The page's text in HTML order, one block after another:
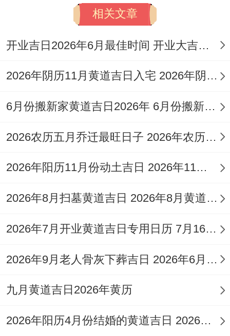
9. 2026年12月24日·农历冬月十六·己巳·煞
南：宜嫁娶、祭祀、祈福、求嗣、开光、出
行;玉堂吉日,大吉大利.
10.2026年12月27日·农历冬月十九·壬申·煞
动土，虽有冲煞，但日禄吉时可用。
11.2026年12月29日·农历冬月廿一·甲戌·煞
香、修造、入宅，吉星汇聚，百无禁忌。
12.2026年12月31日·农历冬月廿三·丙子·煞
百日宴得风水布局同方位讲究
举办百日宴时场地得布置与方位选择也蕴含
相关文章
开业吉日2026年6月最佳时间 开业大吉日子查询2026年6月
2026年阴历11月黄道吉日入宅 2026年阴历11月26适合搬家吗
6月份搬新家黄道吉日2026年 6月份搬新家的黄道吉日
2026农历五月乔迁最旺日子 2026年农历5月乔迁之喜黄道吉日
2026年阳历11月份动土吉日 2026年11月哪天动土吉利
2026年8月扫墓黄道吉日 2026年8月黄道吉日祭祀
2026年7月开业黄道吉日专用日历 7月16日开业黄道吉日查询
2026年9月老人骨灰下葬吉日 2026年6月份骨灰下葬吉日吉时
九月黄道吉日2026年黄历
2026年阳历4月份结婚的黄道吉日 2026年阳历4月16号结婚吉日